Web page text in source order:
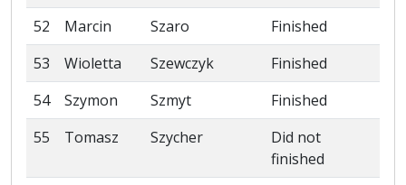
52
Marcin Szaro
Finished
53
Wioletta Szewczyk
Finished
54
Szymon Szmyt
Finished
55
Tomasz Szycher
Did not
finished